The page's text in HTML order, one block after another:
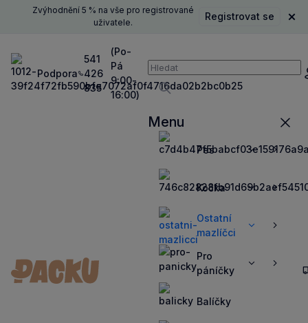
Zvýhodnění 5 % na vše pro registrované
uživatele.
Registrovat se
Podpora
541
426
835
(Po-
Pá
9:00-
16:00)
Vyhledávání
Vyhledávat
Menu
Pes
ZobrazitZobrazit
Kočka
ZobrazitZobrazit
Ostatní
mazlíčci
ZobrazitZobrazit
Pro
páníčky
ZobrazitZobrazit
Balíčky